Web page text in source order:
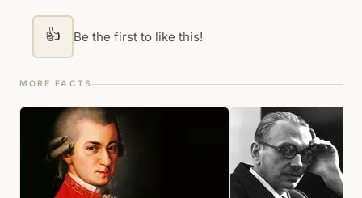
👍 Be the first to like this!
MORE FACTS